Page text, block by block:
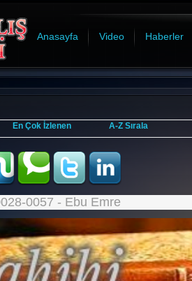
Anasayfa Video Haberler
En Çok İzlenen A-Z Sırala
0057 - Ebu Emre